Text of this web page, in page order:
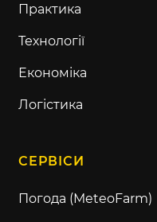
Практика
Технології
Економіка
Логістика
СЕРВІСИ
Погода (MeteoFarm)